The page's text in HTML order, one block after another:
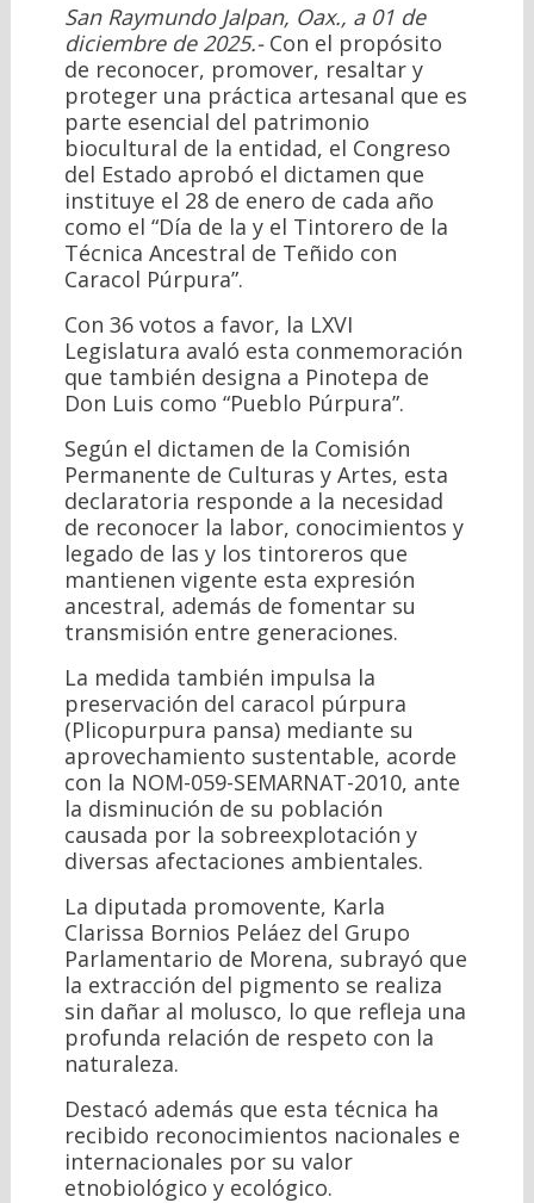
San Raymundo Jalpan, Oax., a 01 de
diciembre de 2025.-Con el propósito
de reconocer, promover, resaltar y
proteger una práctica artesanal que es
parte esencial del patrimonio
biocultural de la entidad, el Congreso
del Estado aprobó el dictamen que
instituye el 28 de enero de cada año
como el “Día de la y el Tintorero de la
Técnica Ancestral de Teñido con
Caracol Púrpura”.
Con 36 votos a favor, la LXVI
Legislatura avaló esta conmemoración
que también designa a Pinotepa de
Don Luis como “Pueblo Púrpura”.
Según el dictamen de la Comisión
Permanente de Culturas y Artes, esta
declaratoria responde a la necesidad
de reconocer la labor, conocimientos y
legado de las y los tintoreros que
mantienen vigente esta expresión
ancestral, además de fomentar su
transmisión entre generaciones.
La medida también impulsa la
preservación del caracol púrpura
(Plicopurpura pansa) mediante su
aprovechamiento sustentable, acorde
con la NOM-059-SEMARNAT-2010, ante
la disminución de su población
causada por la sobreexplotación y
diversas afectaciones ambientales.
La diputada promovente, Karla
Clarissa Bornios Peláez del Grupo
Parlamentario de Morena, subrayó que
la extracción del pigmento se realiza
sin dañar al molusco, lo que refleja una
profunda relación de respeto con la
naturaleza.
Destacó además que esta técnica ha
recibido reconocimientos nacionales e
internacionales por su valor
etnobiológico y ecológico.